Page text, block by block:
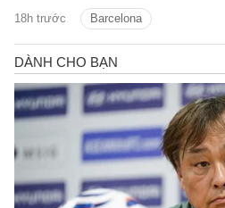
18h trước Barcelona
liên quan đến tình hình an ninh tại khu
vực Bắc Phi.